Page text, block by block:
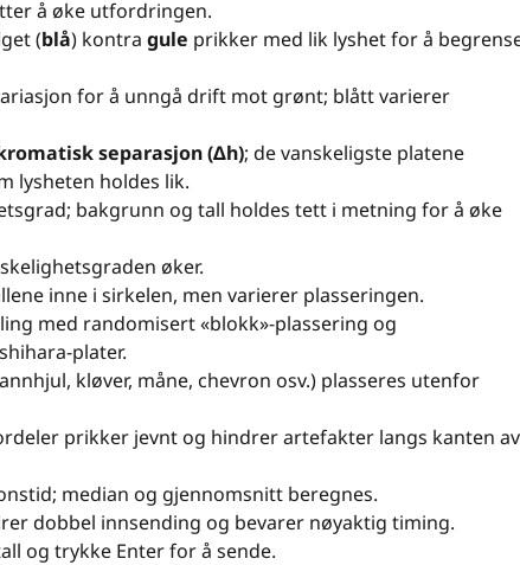
å øke utfordringen.
(blå) kontra gule prikker med lik lyshet for å
for å unngå drift mot grønt; blått varierer
separasjon (Δh); de vanskeligste platene
lysheten holdes lik.
bakgrunn og tall holdes tett i metning for å øke
øker.
inne i sirkelen, men varierer plasseringen.
med randomisert «blokk»-plassering og
plater.
kløver, måne, chevron osv.) plasseres utenfor
prikker jevnt og hindrer artefakter langs kanten av
median og gjennomsnitt beregnes.
dobbel innsending og bevarer nøyaktig timing.
og trykke Enter for å sende.